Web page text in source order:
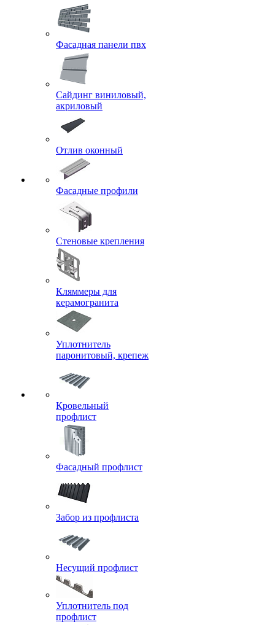
Фасадная панели пвх
Сайдинг виниловый,
акриловый
Отлив оконный
Фасадные профили
Стеновые крепления
Кляммеры для
керамогранита
Уплотнитель
паронитовый, крепеж
Кровельный
профлист
Фасадный профлист
Забор из профлиста
Несущий профлист
Уплотнитель под
профлист